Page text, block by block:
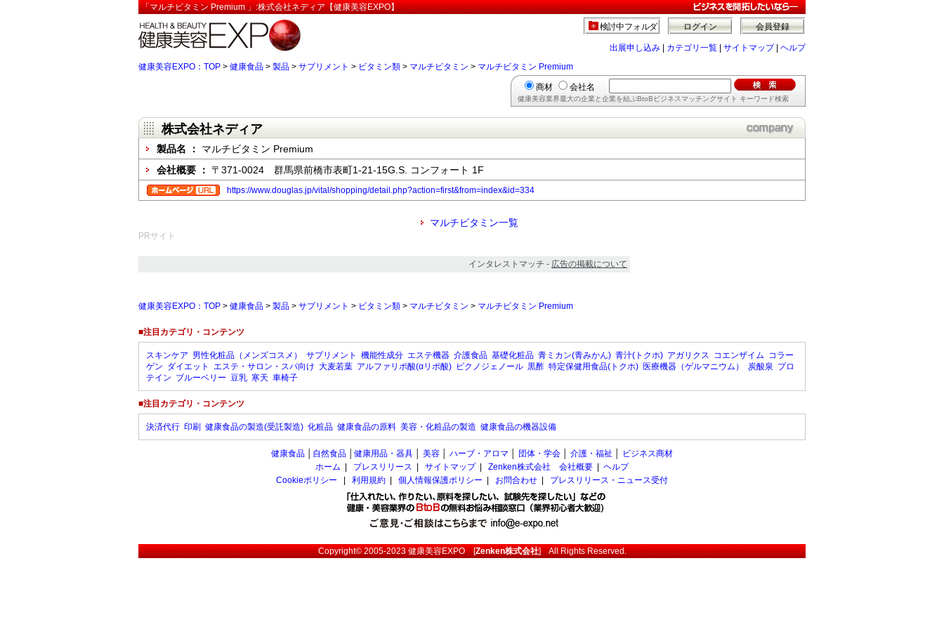
「マルチビタミン Premium 」:株式会社ネディア【健康美容EXPO】
会員登録
ログイン
検討中フォルダ
出展申し込み カテゴリ一覧 サイトマップ| ヘルプ
健康美容EXPO：TOP > 健康食品 > 製品 > サプリメント > ビタミン類 > マルチビタミン > マルチビタミン Premium
商材 会社名
健康美容業界最大の企業と企業を結ぶBtoBビジネスマッチングサイト キーワード検索
株式会社ネディア
製品名 ： マルチビタミン Premium
会社概要 ： 〒371-0024 群馬県前橋市表町1-21-15G.S. コンフォート 1F
https://www.douglas.jp/vital/shopping/detail.php?action=first&from=index&id=334
マルチビタミン一覧
PRサイト
インタレストマッチ - 広告の掲載について
健康美容EXPO：TOP > 健康食品 > 製品 > サプリメント > ビタミン類 > マルチビタミン > マルチビタミン Premium
■注目カテゴリ・コンテンツ
スキンケア 男性化粧品（メンズコスメ） サプリメント 機能性成分 エステ機器 介護食品 基礎化粧品 青ミカン(青みかん) 青汁(トクホ) アガリクス コエンザイム コラー
ゲン ダイエット エステ・サロン・スパ向け 大麦若葉 アルファリポ酸(αリポ酸) ピクノジェノール 黒酢 特定保健用食品(トクホ) 医療機器（ゲルマニウム） 炭酸泉 プロ
テイン ブルーベリー 豆乳 寒天 車椅子
■注目カテゴリ・コンテンツ
決済代行 印刷 健康食品の製造(受託製造) 化粧品 健康食品の原料 美容・化粧品の製造 健康食品の機器設備
健康食品 自然食品 健康用品・器具 美容 ハーブ・アロマ 団体・学会 介護・福祉
ビジネス商材
ホーム
プレスリリース サイトマップ| Zenken株式会社 会社概要
ヘルプ
Cookieポリシー
利用規約 個人情報保護ポリシー お問合わせ プレスリリース・ニュース受付
Copyright© 2005-2023健康美容EXPO[Zenken株式会社] All Rights Reserved.